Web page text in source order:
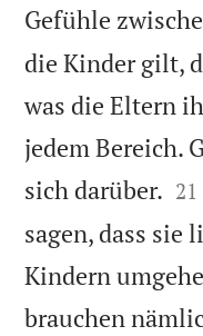
Gefühle
die Kinder gilt,
was die Eltern
jedem Bereich.
sich darüber. 

21
sagen, dass
Kindern
brauchen